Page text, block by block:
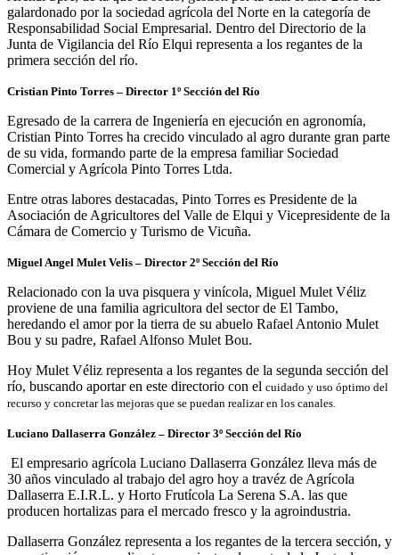
galardonado por la sociedad agrícola del Norte en la categoría de
Responsabilidad Social Empresarial. Dentro del Directorio de la
Junta de Vigilancia del Río Elqui representa a los regantes de la
primera sección del río.
Cristian Pinto Torres – Director 1º Sección del Río
Egresado de la carrera de Ingeniería en ejecución en agronomía,
Cristian Pinto Torres ha crecido vinculado al agro durante gran parte
de su vida, formando parte de la empresa familiar Sociedad
Comercial y Agrícola Pinto Torres Ltda.
Entre otras labores destacadas, Pinto Torres es Presidente de la
Asociación de Agricultores del Valle de Elqui y Vicepresidente de la
Cámara de Comercio y Turismo de Vicuña.
Miguel Angel Mulet Velis – Director 2º Sección del Río
Relacionado con la uva pisquera y vinícola, Miguel Mulet Véliz
proviene de una familia agricultora del sector de El Tambo,
heredando el amor por la tierra de su abuelo Rafael Antonio Mulet
Bou y su padre, Rafael Alfonso Mulet Bou.
Hoy Mulet Véliz representa a los regantes de la segunda sección del
río, buscando aportar en este directorio con el cuidado y uso óptimo del
recurso y concretar las mejoras que se puedan realizar en los canales.
Luciano Dallaserra González – Director 3º Sección del Río
El empresario agrícola Luciano Dallaserra González lleva más de
30 años vinculado al trabajo del agro hoy a travéz de Agrícola
Dallaserra E.I.R.L. y Horto Frutícola La Serena S.A. las que
producen hortalizas para el mercado fresco y la agroindustria.
Dallaserra González representa a los regantes de la tercera sección, y